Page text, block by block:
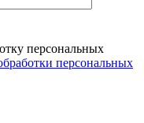
персональных
персональных